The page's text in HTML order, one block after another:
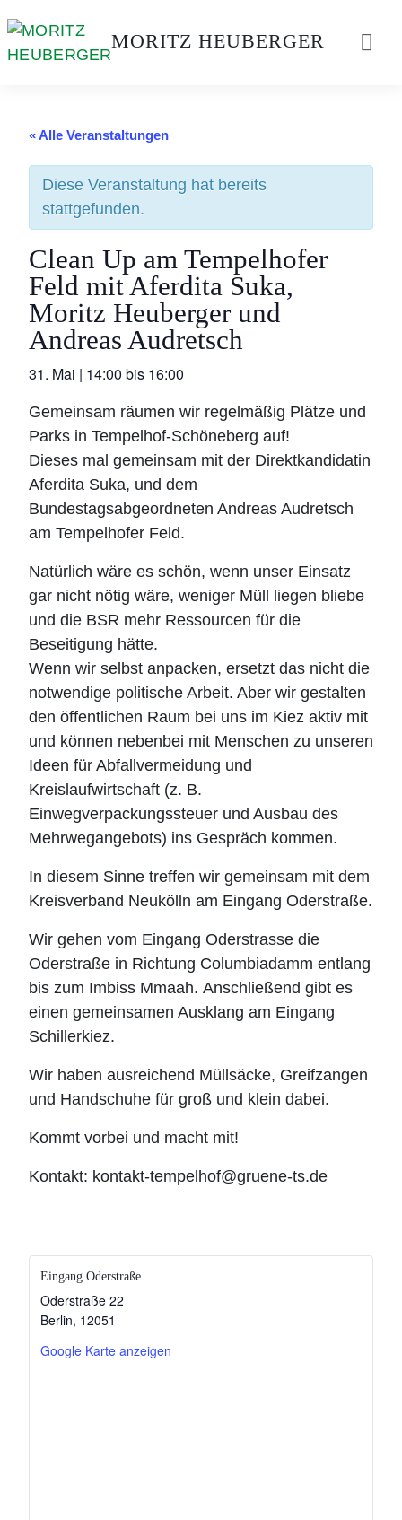
zum
Inhalt
MORITZ HEUBERGER
« Alle Veranstaltungen
Diese Veranstaltung hat bereits
stattgefunden.
Clean Up am Tempelhofer
Feld mit Aferdita Suka,
Moritz Heuberger und
Andreas Audretsch
31. Mai | 14:00 bis 16:00
Gemeinsam räumen wir regelmäßig Plätze und
Parks in Tempelhof-Schöneberg auf!
Dieses mal gemeinsam mit der Direktkandidatin
Aferdita Suka, und dem
Bundestagsabgeordneten Andreas Audretsch
am Tempelhofer Feld.
Natürlich wäre es schön, wenn unser Einsatz
gar nicht nötig wäre, weniger Müll liegen bliebe
und die BSR mehr Ressourcen für die
Beseitigung hätte.
Wenn wir selbst anpacken, ersetzt das nicht die
notwendige politische Arbeit. Aber wir gestalten
den öffentlichen Raum bei uns im Kiez aktiv mit
und können nebenbei mit Menschen zu unseren
Ideen für Abfallvermeidung und
Kreislaufwirtschaft (z. B.
Einwegverpackungssteuer und Ausbau des
Mehrwegangebots) ins Gespräch kommen.
In diesem Sinne treffen wir gemeinsam mit dem
Kreisverband Neukölln am Eingang Oderstraße.
Wir gehen vom Eingang Oderstrasse die
Oderstraße in Richtung Columbiadamm entlang
bis zum Imbiss Mmaah. Anschließend gibt es
einen gemeinsamen Ausklang am Eingang
Schillerkiez.
Wir haben ausreichend Müllsäcke, Greifzangen
und Handschuhe für groß und klein dabei.
Kommt vorbei und macht mit!
Kontakt: kontakt-tempelhof@gruene-ts.de
Eingang Oderstraße
Oderstraße 22
Berlin, 12051
Google Karte anzeigen